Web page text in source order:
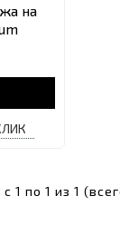
на
1 по 1 из 1